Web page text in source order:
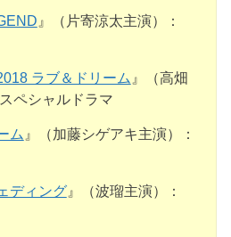
』（片寄涼太主演）：
ラブ＆ドリーム 』（高畑
ペシャルドラマ
ム 』（加藤シゲアキ主演）：
ディング』（波瑠主演）：